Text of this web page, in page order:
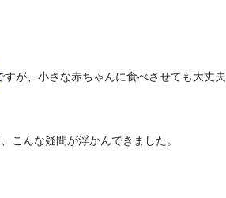
すが、小さな赤ちゃんに食べさせても大丈夫
こんな疑問が浮かんできました。